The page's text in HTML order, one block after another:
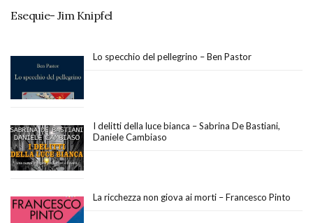
Esequie- Jim Knipfel
Lo specchio del pellegrino – Ben Pastor
I delitti della luce bianca – Sabrina De Bastiani,
Daniele Cambiaso
La ricchezza non giova ai morti – Francesco Pinto